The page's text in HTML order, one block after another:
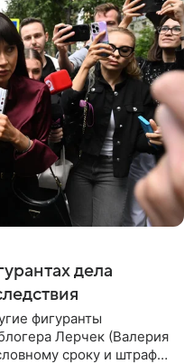
дела
фигуранты
Лерчек (Валерия
сроку и штрафу,